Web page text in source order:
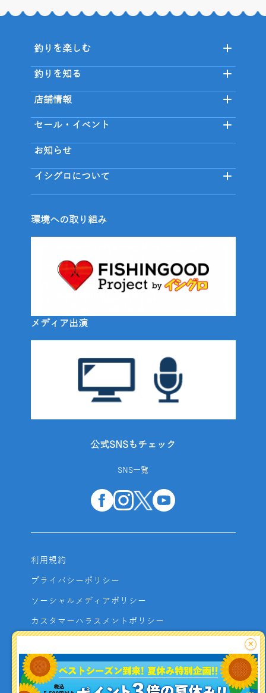
釣りを楽しむ
釣りを知る
店舗情報
セール・イベント
お知らせ
イシグロについて
環境への取り組み
メディア出演
公式SNSもチェック
SNS一覧
利用規約
プライバシーポリシー
ソーシャルメディアポリシー
カスタマーハラスメントポリシー
よくあるご質問
お問い合わせ
×